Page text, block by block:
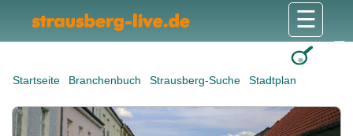
Startseite Branchenbuch Strausberg-Suche Stadtplan
☰